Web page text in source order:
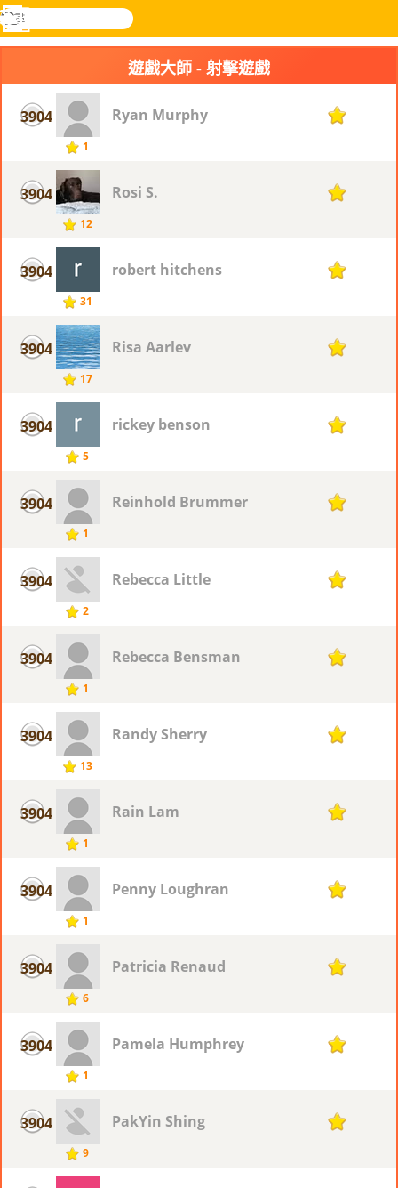
樂和遊
搜
尋
登入
功
遊戲大師 - 射擊遊戲
3904
1
Ryan Murphy 1
3904
12
Rosi S. 1
3904
31
robert hitchens 1
3904
17
Risa Aarlev 1
3904
5
rickey benson 1
3904
1
Reinhold Brummer 1
3904
2
Rebecca Little 1
3904
1
Rebecca Bensman 1
3904
13
Randy Sherry 1
3904
1
Rain Lam 1
3904
1
Penny Loughran 1
3904
6
Patricia Renaud 1
3904
1
Pamela Humphrey 1
3904
9
PakYin Shing 1